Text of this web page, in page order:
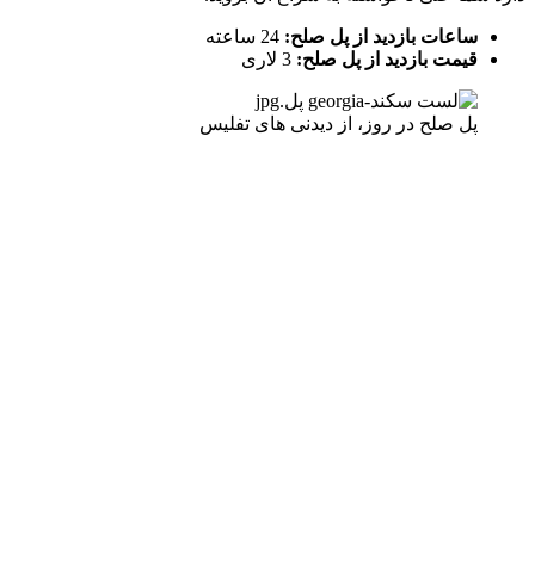
ساعات بازدید از پل صلح:
قیمت بازدید از پل صلح:
پل صلح در روز، از دیدنی های تفلیس